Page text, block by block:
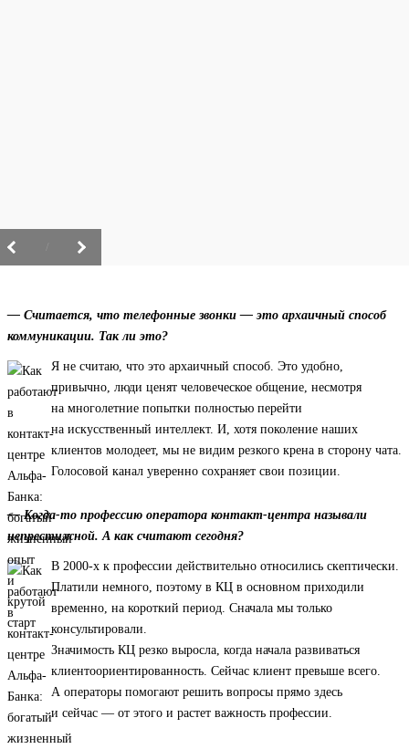
— Считается, что телефонные звонки — это архаичный способ
коммуникации. Так ли это?
Я не считаю, что это архаичный способ. Это удобно,
привычно, люди ценят человеческое общение, несмотря
на многолетние попытки полностью перейти
на искусственный интеллект. И, хотя поколение наших
клиентов молодеет, мы не видим резкого крена в сторону чата.
Голосовой канал уверенно сохраняет свои позиции.
— Когда-то профессию оператора контакт-центра называли
непрестижной. А как считают сегодня?
В 2000-х к профессии действительно относились скептически.
Платили немного, поэтому в КЦ в основном приходили
временно, на короткий период. Сначала мы только
консультировали.
Значимость КЦ резко выросла, когда начала развиваться
клиентоориентированность. Сейчас клиент превыше всего.
А операторы помогают решить вопросы прямо здесь
и сейчас — от этого и растет важность профессии.